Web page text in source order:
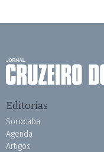
Editorias
Sorocaba
Agenda
Artigos